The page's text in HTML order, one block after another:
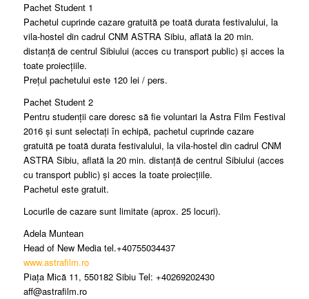
Pachet Student 1
Pachetul cuprinde cazare gratuită pe toată durata festivalului, la
vila-hostel din cadrul CNM ASTRA Sibiu, aflată la 20 min.
distanță de centrul Sibiului (acces cu transport public) și acces la
toate proiecțiile.
Prețul pachetului este 120 lei / pers.
Pachet Student 2
Pentru studenții care doresc să fie voluntari la Astra Film Festival
2016 și sunt selectați în echipă, pachetul cuprinde cazare
gratuită pe toată durata festivalului, la vila-hostel din cadrul CNM
ASTRA Sibiu, aflată la 20 min. distanță de centrul Sibiului (acces
cu transport public) și acces la toate proiecțiile.
Pachetul este gratuit.
Locurile de cazare sunt limitate (aprox. 25 locuri).
Adela Muntean
Head of New Media tel.+40755034437
www.astrafilm.ro
Piața Mică 11, 550182 Sibiu Tel: +40269202430
aff@astrafilm.ro